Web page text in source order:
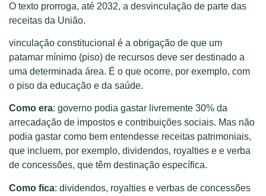
O texto prorroga, até 2032, a desvinculação de parte das
receitas da União.
vinculação constitucional é a obrigação de que um
patamar mínimo (piso) de recursos deve ser destinado a
uma determinada área. É o que ocorre, por exemplo, com
o piso da educação e da saúde.
Como era: governo podia gastar livremente 30% da
arrecadação de impostos e contribuições sociais. Mas não
podia gastar como bem entendesse receitas patrimoniais,
que incluem, por exemplo, dividendos, royalties e e verba
de concessões, que têm destinação específica.
Como fica: dividendos, royalties e verbas de concessões